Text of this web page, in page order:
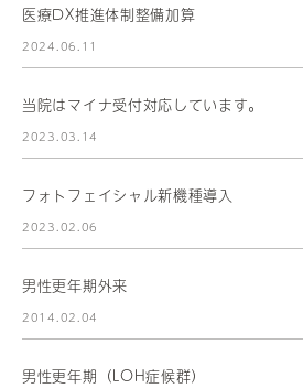
医療DX推進体制整備加算
2024.06.11
当院はマイナ受付対応しています。
2023.03.14
フォトフェイシャル新機種導入
2023.02.06
男性更年期外来
2014.02.04
男性更年期（LOH症候群）